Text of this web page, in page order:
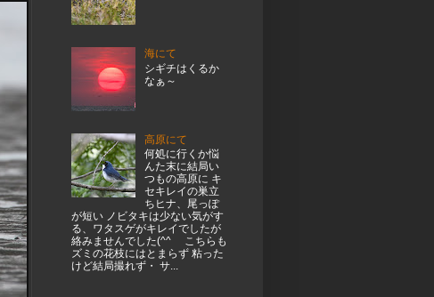
海にて
シギチはくるか
なぁ～
高原にて
何処に行くか悩
んた末に結局い
つもの高原に キ
セキレイの巣立
ちヒナ、尾っぽ
が短い ノビタキは少ない気がす
る、ワタスゲがキレイでしたが
絡みませんでした(^^ゞ こちらも
ズミの花枝にはとまらず 粘った
けど結局撮れず・ サ...